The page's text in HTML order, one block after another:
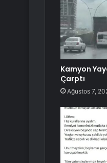
Kamyon
Çarptı
Ağustos 7,